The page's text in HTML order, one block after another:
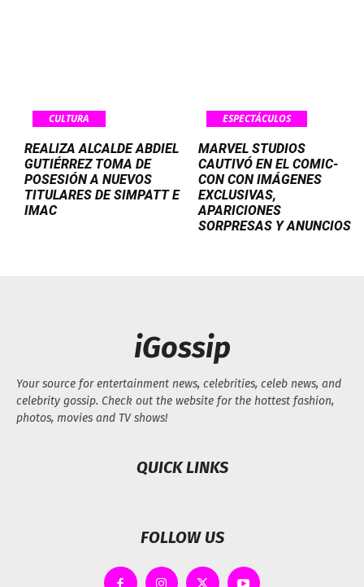
CULTURA
REALIZA ALCALDE ABDIEL
GUTIÉRREZ TOMA DE
POSESIÓN A NUEVOS
TITULARES DE SIMPATT E
IMAC
ESPECTÁCULOS
MARVEL STUDIOS
CAUTIVÓ EN EL COMIC-
CON CON IMÁGENES
EXCLUSIVAS,
APARICIONES
SORPRESAS Y ANUNCIOS
iGossip
Your source for entertainment news, celebrities, celeb news, and
celebrity gossip. Check out the website for the hottest fashion,
photos, movies and TV shows!
QUICK LINKS
FOLLOW US